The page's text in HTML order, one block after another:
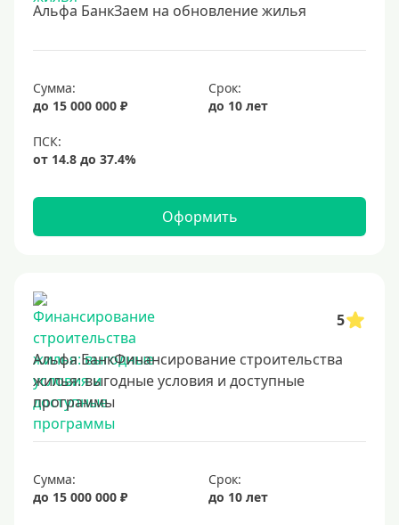
Альфа БанкЗаем на обновление жилья
Сумма:
до 15 000 000 ₽
Срок:
до 10 лет
Оформить
5
Альфа БанкФинансирование строительства
жилья: выгодные условия и доступные
программы
Сумма:
до 15 000 000 ₽
Срок:
до 10 лет